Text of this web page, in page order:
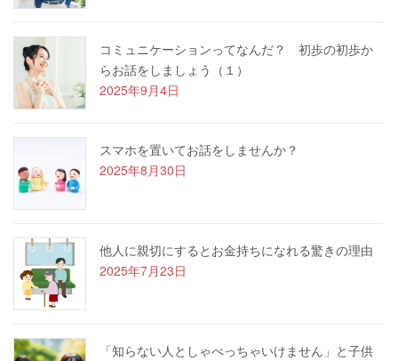
コミュニケーションってなんだ？ 初歩の初歩か
らお話をしましょう（１）
2025年9月4日
スマホを置いてお話をしませんか？
2025年8月30日
他人に親切にするとお金持ちになれる驚きの理由
2025年7月23日
「知らない人としゃべっちゃいけません」と子供